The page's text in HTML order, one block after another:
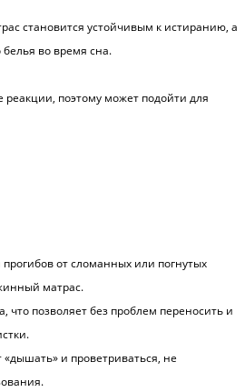
становится устойчивым к истиранию, а
белья во время сна.
поэтому может подойти для
от сломанных или погнутых
матрас.
что позволяет без проблем переносить и
и проветриваться, не